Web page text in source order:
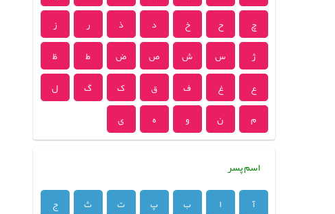
چ
ح خ د ذ ر
ز
ژ
س ش ص ض ط
ظ
ع
غ ف ق ک گ
ل
م
ن و ه ی
اسم پسر
آ ا ب پ ت ث
ج